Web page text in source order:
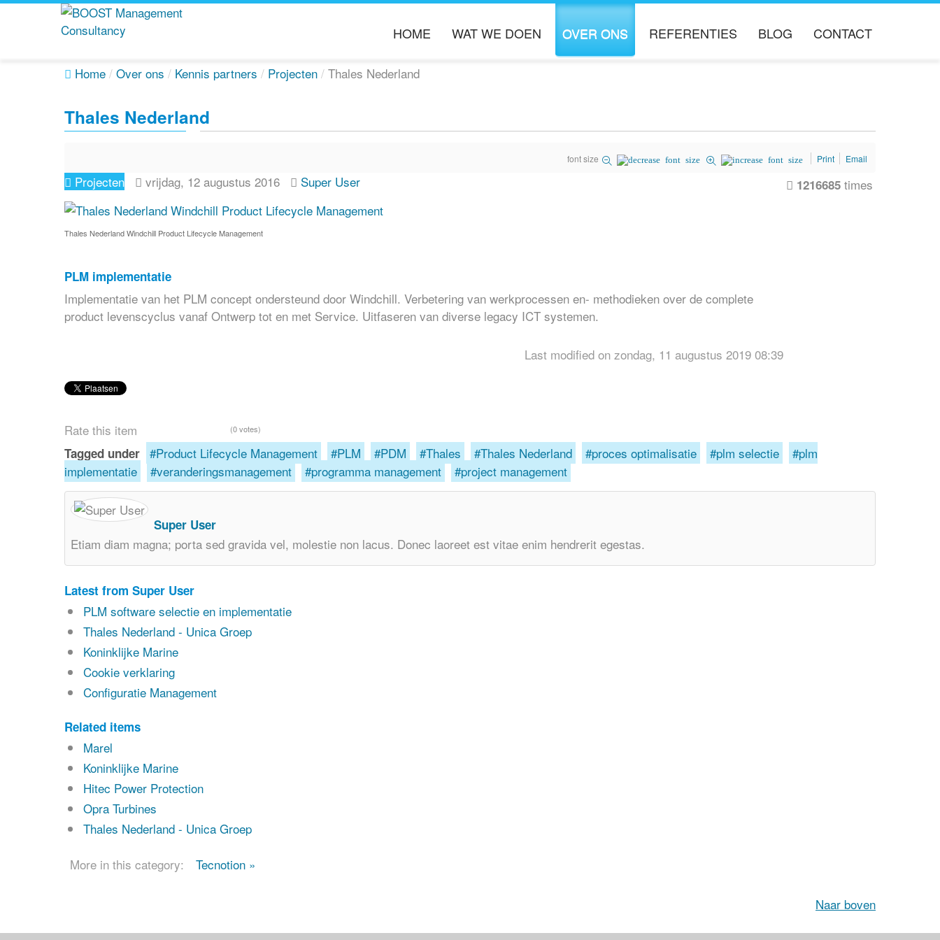
HOME WAT WE DOEN
PROCES OPTIMALISATIE
OVER ONS
KENNIS PARTNERS
VACATURES
REFERENTIES BLOG CONTACT
Home / Over ons / Kennis partners / Projecten / Thales Nederland
Thales Nederland
font size Print Email
Projecten vrijdag, 12 augustus 2016 Super User 1216685 times
Thales Nederland Windchill Product Lifecycle Management
PLM implementatie
Implementatie van het PLM concept ondersteund door Windchill. Verbetering van werkprocessen en- methodieken over de complete
product levenscyclus vanaf Ontwerp tot en met Service. Uitfaseren van diverse legacy ICT systemen.
Last modified on zondag, 11 augustus 2019 08:39
Rate this item (0 votes)
Tagged under Product Lifecycle Management PLM PDM Thales Thales Nederland proces optimalisatie plm selectie
plm
implementatie
veranderingsmanagement programma management project management
Super User
Etiam diam magna; porta sed gravida vel, molestie non lacus. Donec laoreet est vitae enim hendrerit egestas.
Latest from Super User
PLM software selectie en implementatie
Thales Nederland - Unica Groep
Koninklijke Marine
Cookie verklaring
Configuratie Management
Related items
Marel
Koninklijke Marine
Hitec Power Protection
Opra Turbines
Thales Nederland - Unica Groep
More in this category: Tecnotion »
Naar boven